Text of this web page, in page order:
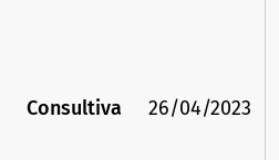
Consultiva 26/04/2023